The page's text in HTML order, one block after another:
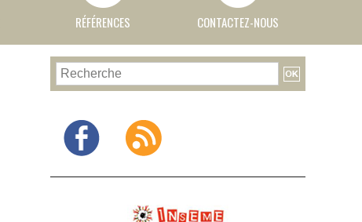
RÉFÉRENCES CONTACTEZ-NOUS